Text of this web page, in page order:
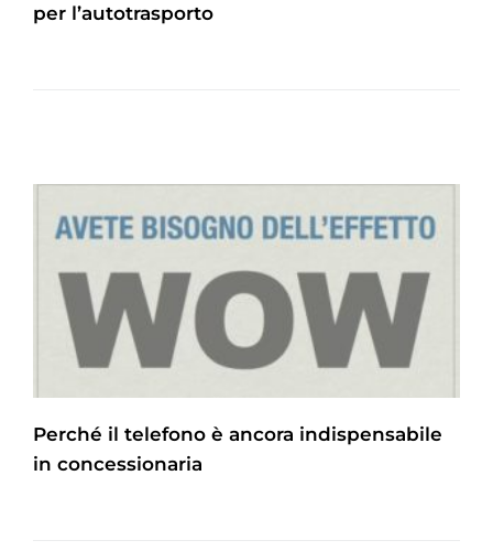
per l’autotrasporto
Perché il telefono è ancora indispensabile
in concessionaria